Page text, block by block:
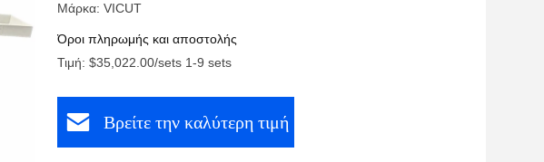
Μάρκα: VICUT
Όροι πληρωμής και αποστολής
Τιμή: $35,022.00/sets 1-9 sets
Βρείτε την καλύτερη τιμή